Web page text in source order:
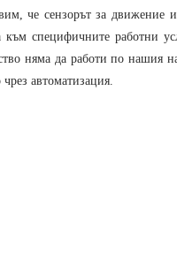
че сензорът за движение
към специфичните работни
няма да работи по нашия
автоматизация.